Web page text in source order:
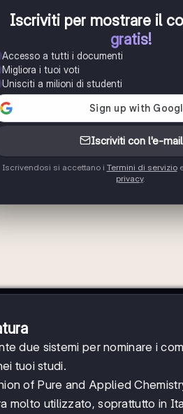
Iscriviti per mostrare il
gratis!
Accesso a tutti i documenti
Migliora i tuoi voti
Unisciti a milioni di studenti
Iscriviti con l'e-mail
Iscrivendosi si accettano i Termini di servizio
privacy.
due sistemi per nominare i
tuoi studi.
of Pure and Applied
molto utilizzato, soprattutto in